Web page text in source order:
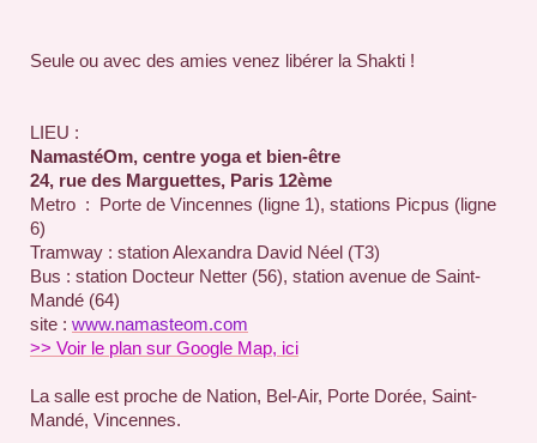
Seule ou avec des amies venez libérer la Shakti !
LIEU :
NamastéOm, centre yoga et bien-être
24, rue des Marguettes, Paris 12ème
Metro : Porte de Vincennes (ligne 1), stations Picpus (ligne
6)
Tramway : station Alexandra David Néel (T3)
Bus : station Docteur Netter (56), station avenue de Saint-
Mandé (64)
site : www.namasteom.com
>> Voir le plan sur Google Map, ici
La salle est proche de Nation, Bel-Air, Porte Dorée, Saint-
Mandé, Vincennes.